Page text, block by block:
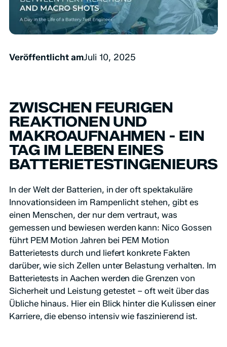
Veröffentlicht amJuli 10, 2025
ZWISCHEN FEURIGEN
REAKTIONEN UND
MAKROAUFNAHMEN - EIN
TAG IM LEBEN EINES
BATTERIETESTINGENIEURS
In der Welt der Batterien, in der oft spektakuläre
Innovationsideen im Rampenlicht stehen, gibt es
einen Menschen, der nur dem vertraut, was
gemessen und bewiesen werden kann: Nico Gossen
führt PEM Motion Jahren bei PEM Motion
Batterietests durch und liefert konkrete Fakten
darüber, wie sich Zellen unter Belastung verhalten. Im
Batterietests in Aachen werden die Grenzen von
Sicherheit und Leistung getestet – oft weit über das
Übliche hinaus. Hier ein Blick hinter die Kulissen einer
Karriere, die ebenso intensiv wie faszinierend ist.